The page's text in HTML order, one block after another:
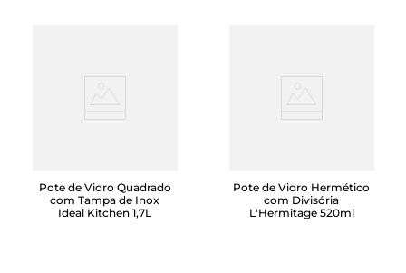
Pote de Vidro Quadrado
com Tampa de Inox
Ideal Kitchen 1,7L
Pote de Vidro Hermético
com Divisória
L'Hermitage 520ml